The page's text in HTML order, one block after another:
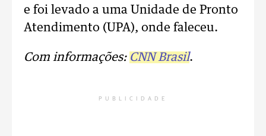
e foi levado a uma Unidade de Pronto
Atendimento (UPA), onde faleceu.
Com informações: CNN Brasil.
PUBLICIDADE